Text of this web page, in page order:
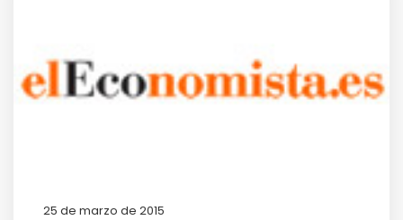
25 de marzo de 2015